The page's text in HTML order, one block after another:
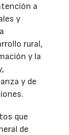
a
y
rural,
y la
y de
que
de